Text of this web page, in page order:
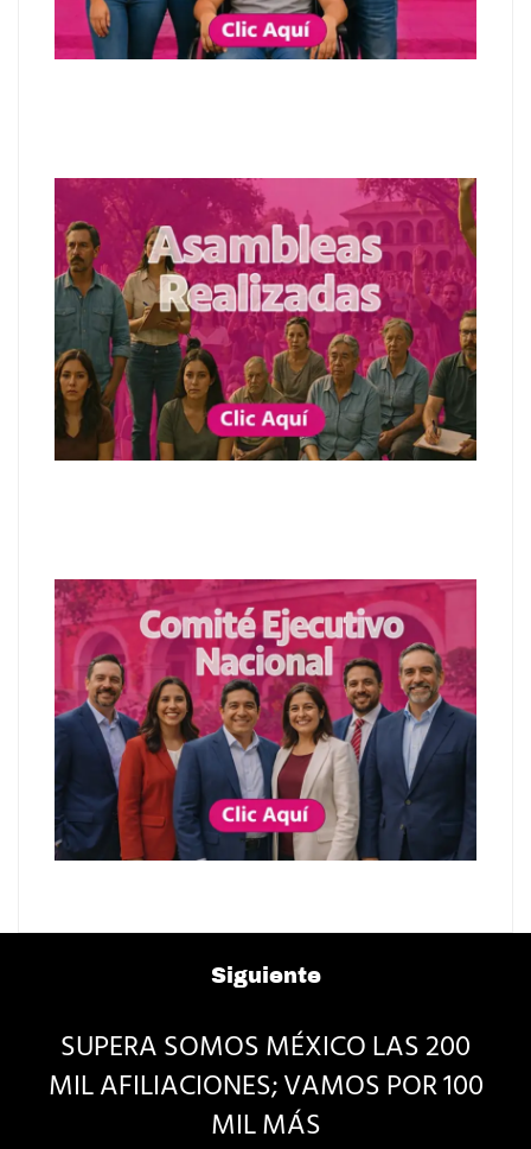
Siguiente
SUPERA SOMOS MÉXICO LAS 200
MIL AFILIACIONES; VAMOS POR 100
MIL MÁS